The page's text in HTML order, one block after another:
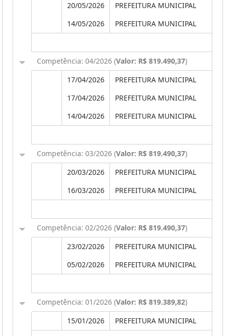
20/05/2026
PREFEITURA MUNICIPAL
14/05/2026
PREFEITURA MUNICIPAL
Competência: 04/2026 (Valor: R$ 819.490,37)
17/04/2026
PREFEITURA MUNICIPAL
17/04/2026
PREFEITURA MUNICIPAL
14/04/2026
PREFEITURA MUNICIPAL
Competência: 03/2026 (Valor: R$ 819.490,37)
20/03/2026
PREFEITURA MUNICIPAL
16/03/2026
PREFEITURA MUNICIPAL
Competência: 02/2026 (Valor: R$ 819.490,37)
23/02/2026
PREFEITURA MUNICIPAL
05/02/2026
PREFEITURA MUNICIPAL
Competência: 01/2026 (Valor: R$ 819.389,82)
15/01/2026
PREFEITURA MUNICIPAL